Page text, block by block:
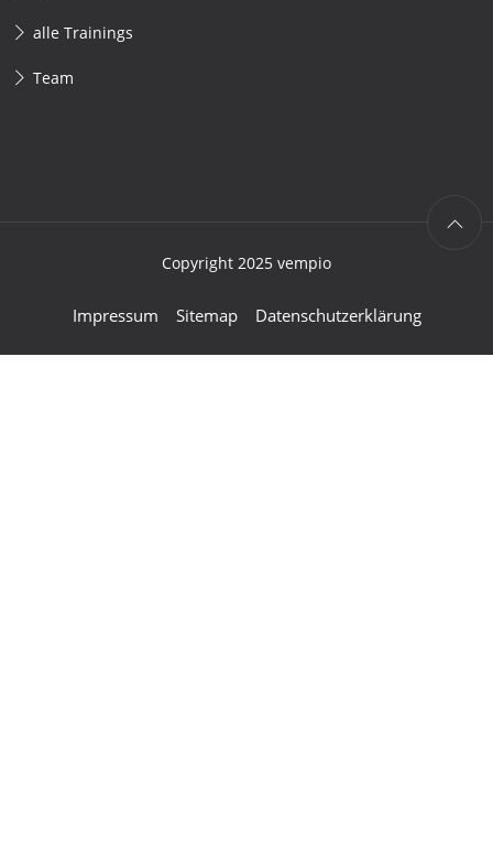
alle Trainings
Team
Copyright 2025 vempio
Impressum Sitemap Datenschutzerklärung